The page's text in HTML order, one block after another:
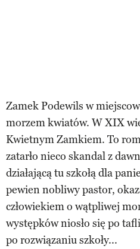
Zamek Podewils w
morzem kwiatów. W XIX
Kwietnym Zamkiem. To
zatarło nieco skandal z
działającą tu szkołą dla
pewien nobliwy pastor,
człowiekiem o wątpliwej
występków niosło się po
po rozwiązaniu szkoły...